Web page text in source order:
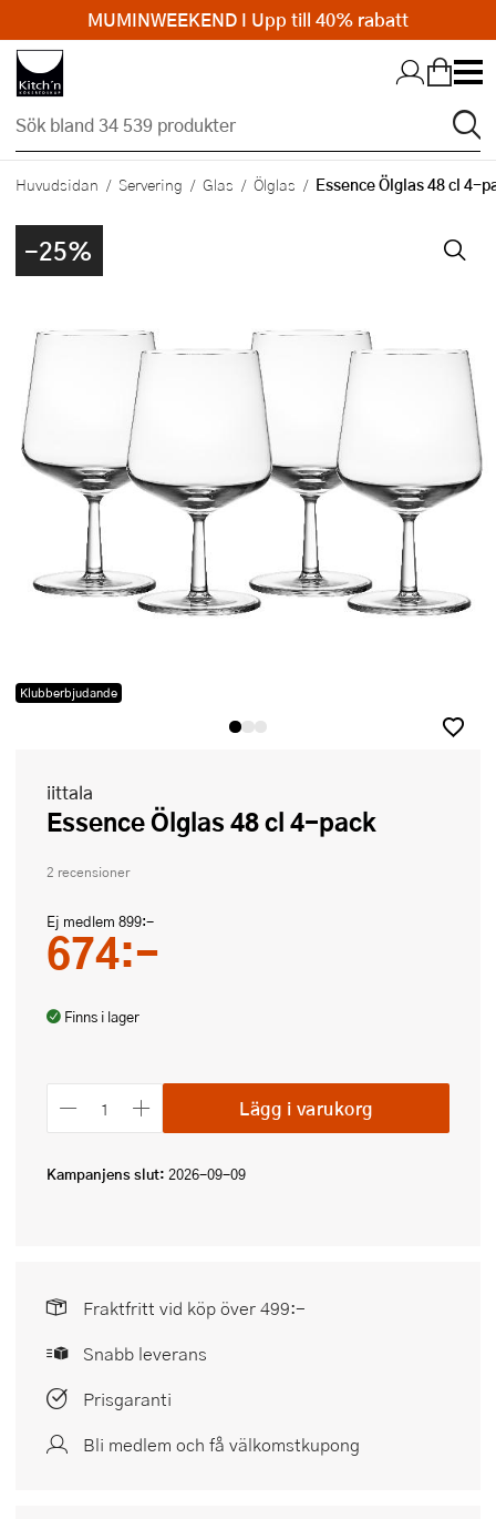
Hopp till huvudinnehållet
Huvudsidan Servering Glas Ölglas Essence Ölglas 48 cl 4-
-25%
Klubberbjudande
iittala
Essence Ölglas 48 cl 4-pack
2 recensioner
Ej medlem 899:-
674:-
Finns i lager
Lägg i varukorg
Kampanjens slut: 2026-09-09
Fraktfritt vid köp över 499:-
Snabb leverans
Prisgaranti
Bli medlem och få välkomstkupong
MUMINWEEKEND I Upp till 40% rabatt